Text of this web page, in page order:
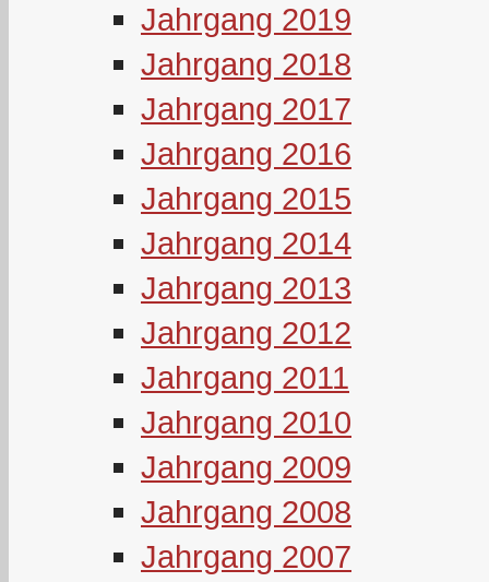
Jahrgang 2019
Jahrgang 2018
Jahrgang 2017
Jahrgang 2016
Jahrgang 2015
Jahrgang 2014
Jahrgang 2013
Jahrgang 2012
Jahrgang 2011
Jahrgang 2010
Jahrgang 2009
Jahrgang 2008
Jahrgang 2007